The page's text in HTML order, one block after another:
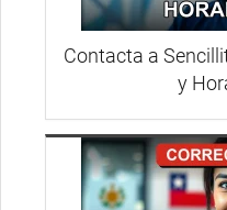
Contacta a
y